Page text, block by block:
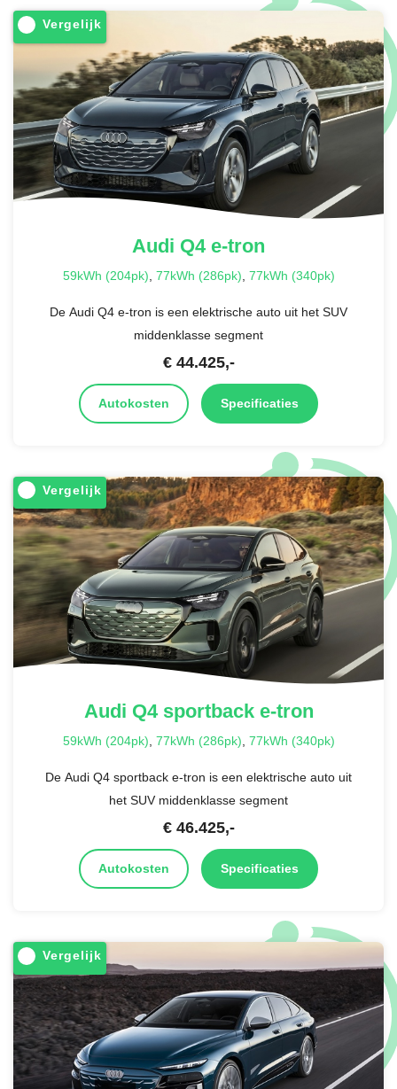
Vergelijk
Audi Q4 e-tron
59kWh (204pk) 77kWh (286pk) 77kWh (340pk)
De Audi Q4 e-tron is een elektrische auto uit het SUV
middenklasse segment
€ 44.425,-
Autokosten Specificaties
Vergelijk
Audi Q4 sportback e-tron
59kWh (204pk), 77kWh (286pk), 77kWh (340pk)
De Audi Q4 sportback e-tron is een elektrische auto uit
het SUV middenklasse segment
€ 46.425,-
Autokosten Specificaties
Vergelijk